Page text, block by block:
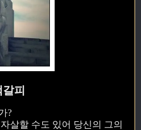
피
?
살할 수도 있어 당신의 그의